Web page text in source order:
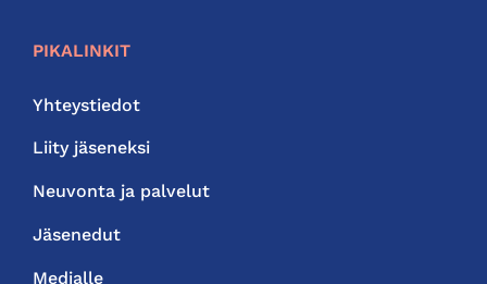
PIKALINKIT
Yhteystiedot
Liity jäseneksi
Neuvonta ja palvelut
Jäsenedut
Medialle